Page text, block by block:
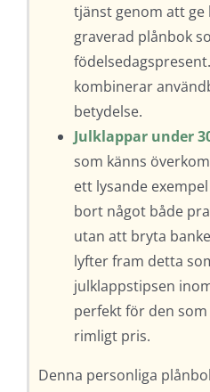
tjänst genom att
graverad plånbok
kombinerar
betydelse.
Julklappar under
som känns
ett lysande
bort något både
utan att bryta
lyfter fram detta
julklappstipsen
perfekt för den
rimligt pris.
Denna personliga